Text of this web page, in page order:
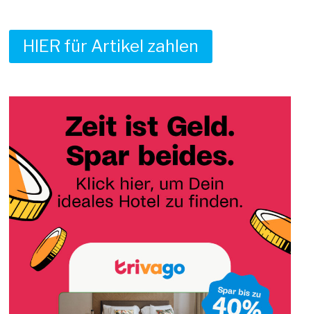
HIER für Artikel zahlen